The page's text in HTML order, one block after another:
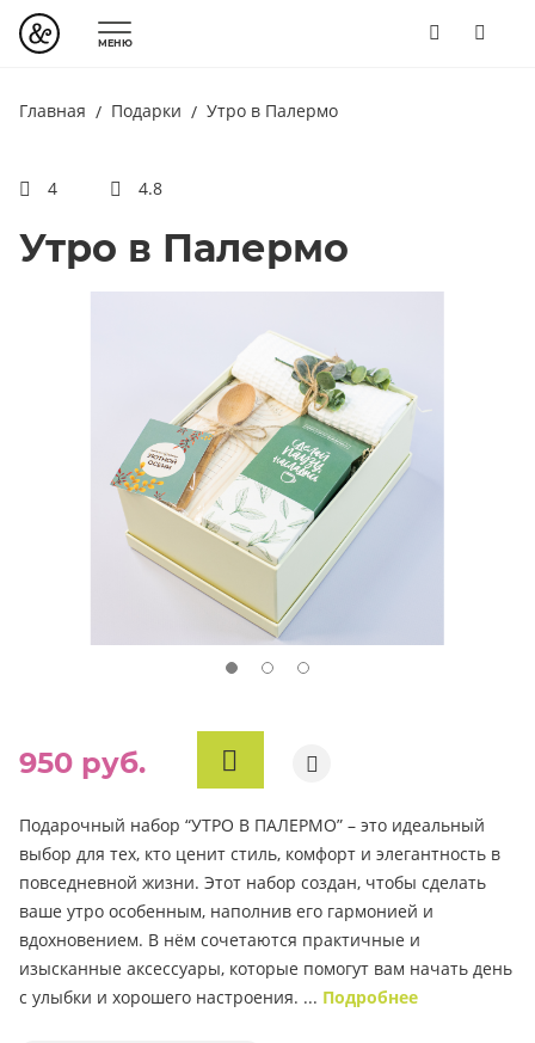
МЕНЮ
Главная Подарки Утро в Палермо
4 4.8
Утро в Палермо
950 руб.
Подарочный набор “УТРО В ПАЛЕРМО” – это идеальный
выбор для тех, кто ценит стиль, комфорт и элегантность в
повседневной жизни. Этот набор создан, чтобы сделать
ваше утро особенным, наполнив его гармонией и
вдохновением. В нём сочетаются практичные и
изысканные аксессуары, которые помогут вам начать день
с улыбки и хорошего настроения. ... Подробнее